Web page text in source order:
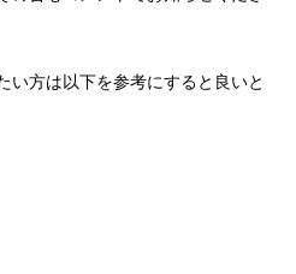
い方は以下を参考にすると良いと